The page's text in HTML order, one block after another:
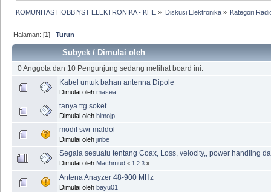
KOMUNITAS HOBBIYST ELEKTRONIKA - KHE » Diskusi Elektronika» Kategori
Halaman: [1]Turun
Subyek /Dimulai oleh
0 Anggota dan 10 Pengunjung sedang melihat board ini.
Kabel untuk bahan antenna Dipole
Dimulai oleh masea
tanya ttg soket
Dimulai oleh bimojp
modif swr maldol
Dimulai oleh jinbe
Segala sesuatu tentang Coax, Loss, velocity,, power handling
Dimulai oleh Machmud « 1 2 3 »
Antena Anayzer 48-900 MHz
Dimulai oleh bayu01